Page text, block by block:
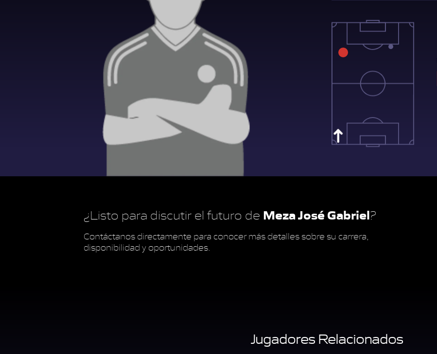
¿Listo para discutir el futuro de Meza José Gabriel?
Contáctanos directamente para conocer más detalles sobre su carrera,
disponibilidad y oportunidades.
Jugadores Relacionados